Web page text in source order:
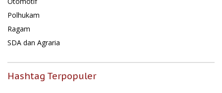
Polhukam
Ragam
SDA dan Agraria
Hashtag Terpopuler